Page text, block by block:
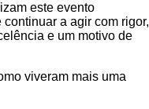
este evento
a agir com rigor,
e um motivo de
viveram mais uma